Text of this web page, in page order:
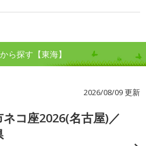
ら探す【東海】
2026/08/09 更新
ネコ座2026(名古屋)／